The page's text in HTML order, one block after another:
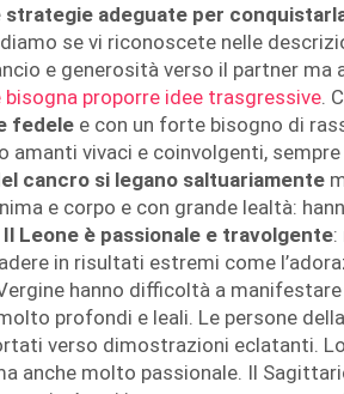
strategie adeguate per
se vi riconoscete nelle
e generosità verso il partner ma
proporre idee trasgressive.
fedele e con un forte bisogno di
amanti vivaci e coinvolgenti,
cancro si legano saltuariamente
e corpo e con grande lealtà:
Il Leone è passionale e travolgente:
in risultati estremi come
hanno difficoltà a
profondi e leali. Le persone
verso dimostrazioni eclatanti.
anche molto passionale. Il